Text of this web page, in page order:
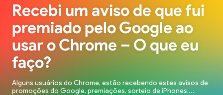
Recebi um aviso de que fui
premiado pelo Google ao
usar o Chrome – O que eu
faço?
Alguns usuários do Chrome, estão recebendo estes avisos de
promoções do Google, premiações, sorteio de iPhones,